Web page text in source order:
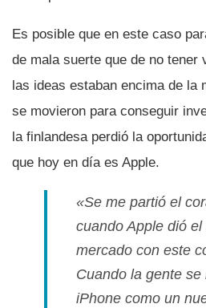
Es posible que en este caso
de mala suerte que de no tener
las ideas estaban encima de la
se movieron para conseguir
la finlandesa perdió la
que hoy en dí­a es Apple.
«Se me partió el
cuando Apple dió el
mercado con este
Cuando la gente se
iPhone como un